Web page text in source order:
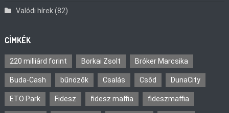
Valódi hírek(82)
CÍMKÉK
220 milliárd forint Borkai Zsolt Bróker Marcsika
Buda-Cash bűnözők Csalás Csőd DunaCity
ETO Park Fidesz fidesz maffia fideszmaffia